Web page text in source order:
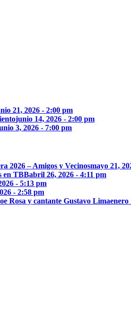
21, 2026 - 2:00 pm
junio 14, 2026 - 2:00 pm
3, 2026 - 7:00 pm
2026 – Amigos y Vecinosmayo 21,
en TBBabril 26, 2026 - 4:11 pm
- 5:13 pm
- 2:58 pm
Rosa y cantante Gustavo Limaenero